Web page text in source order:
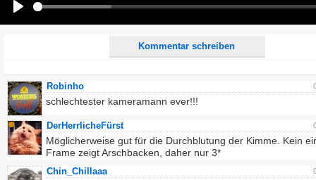
Kommentar schreiben
Ich möchte eine E-Mail, wenn auf dieser Seite weitere Kommentare erscheinen.
Robinho
schlechtester kameramann ever!!!
DerHerrlicheFürst
Möglicherweise gut für die Durchblutung der Kimme. Kein
Frame zeigt Arschbacken, daher nur 3*
Chin_Chillaaa